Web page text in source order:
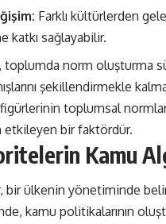
Farklı kültürlerden
katkı sağlayabilir.
norm oluşturma
şekillendirmekle
toplumsal
etkileyen bir faktördür.
Kamu
bir ülkenin yönetiminde
kamu politikalarının